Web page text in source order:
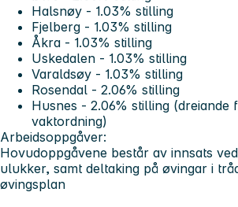
Halsnøy - 1.03% stilling
Fjelberg - 1.03% stilling
Åkra - 1.03% stilling
Uskedalen - 1.03% stilling
Varaldsøy - 1.03% stilling
Rosendal - 2.06% stilling
Husnes - 2.06% stilling (dreiande
vaktordning)
Arbeidsoppgåver:
Hovudoppgåvene består av innsats
ulukker, samt deltaking på øvingar i
øvingsplan